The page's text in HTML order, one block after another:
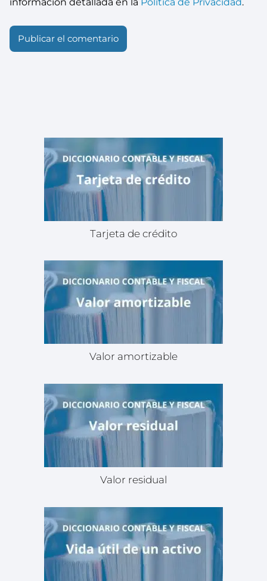
Tarjeta de crédito
Valor amortizable
Valor residual